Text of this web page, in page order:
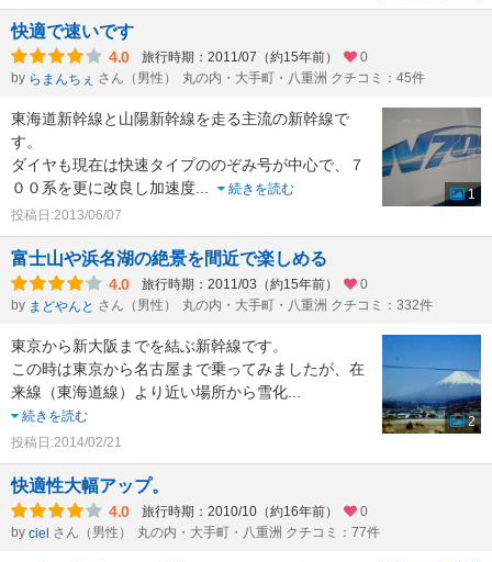
快適で速いです
4.0 旅行時期：2011/07（約15年前）
0
by らまんちぇ さん（男性） 丸の内・大手町・八重洲 クチコミ：45件
東海道新幹線と山陽新幹線を走る主流の新幹線で
す。
ダイヤも現在は快速タイプののぞみ号が中心で、７
００系を更に改良し加速度
続きを読む
投稿日:2013/06/07
1
富士山や浜名湖の絶景を間近で楽しめる
4.0 旅行時期：2011/03（約15年前）
0
by まどやんと さん（男性） 丸の内・大手町・八重洲 クチコミ：332件
東京から新大阪までを結ぶ新幹線です。
この時は東京から名古屋まで乗ってみましたが、在
来線（東海道線）より近い場所から雪化
続きを読む
投稿日:2014/02/21
2
快適性大幅アップ。
4.0 旅行時期：2010/10（約16年前）
0
by ciel さん（男性） 丸の内・大手町・八重洲 クチコミ：77件